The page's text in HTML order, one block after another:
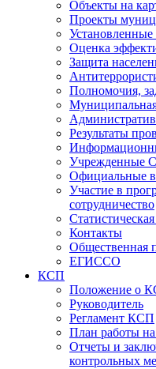
Объекты на
Проекты
Оценка
Защита
Полномочия,
Результаты
Учрежденные
Официальные
Участие в
сотрудничество
Контакты
Общественная
ЕГИССО
КСП
Положение о
Руководитель
Регламент КСП
План работы
Отчеты и
контрольных